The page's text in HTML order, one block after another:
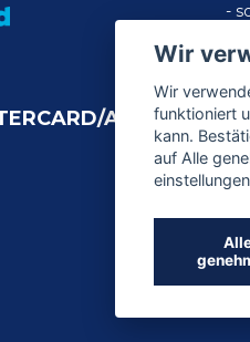
AMERICAN
-
Wir
Wir
funktioniert
kann.
auf Alle